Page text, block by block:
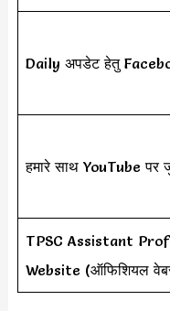
Daily अपडेट हेतु
हमारे साथ YouTube पर
TPSC Assistant
Website (ऑफिशियल